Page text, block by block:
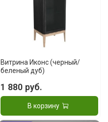
Витрина Иконс (черный/
беленый дуб)
1 880 руб.
В корзину